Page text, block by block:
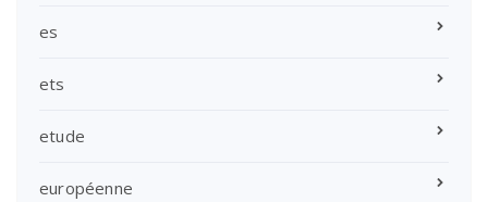
es
ets
etude
européenne